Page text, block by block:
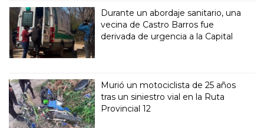
Durante un abordaje sanitario, una
vecina de Castro Barros fue
derivada de urgencia a la Capital
Murió un motociclista de 25 años
tras un siniestro vial en la Ruta
Provincial 12